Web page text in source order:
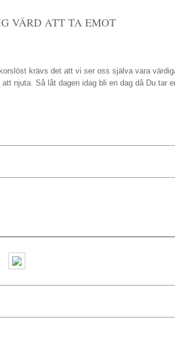
VÄRD ATT TA EMOT
krävs det att vi ser oss själva vara
njuta. Så låt dagen idag bli en dag då Du tar